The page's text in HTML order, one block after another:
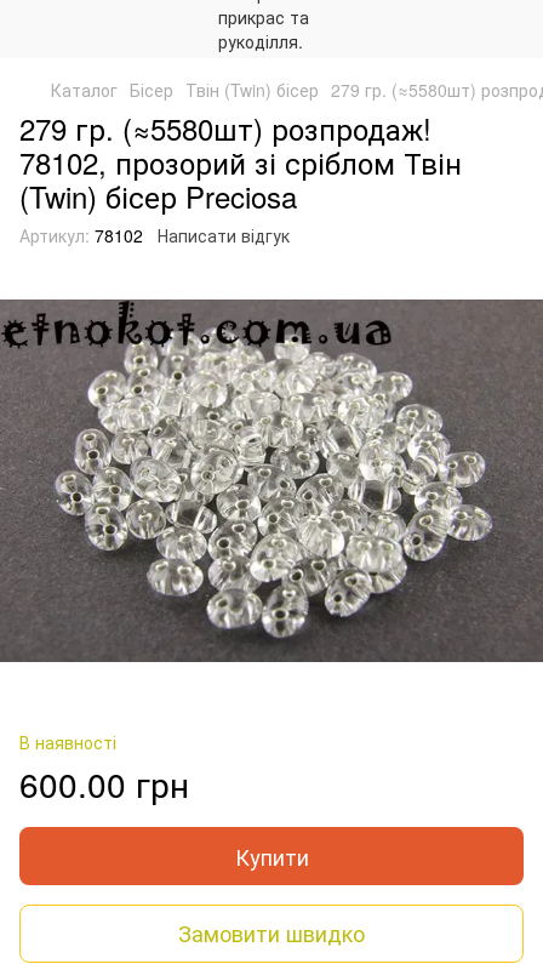
Каталог Бісер Твін (Twin) бісер 279 гр. (≈5580шт)
279 гр. (≈5580шт) розпродаж!
78102, прозорий зі сріблом Твін
(Twin) бісер Preciosa
Артикул: 78102 Написати відгук
В наявності
600.00 грн
Купити
Замовити швидко